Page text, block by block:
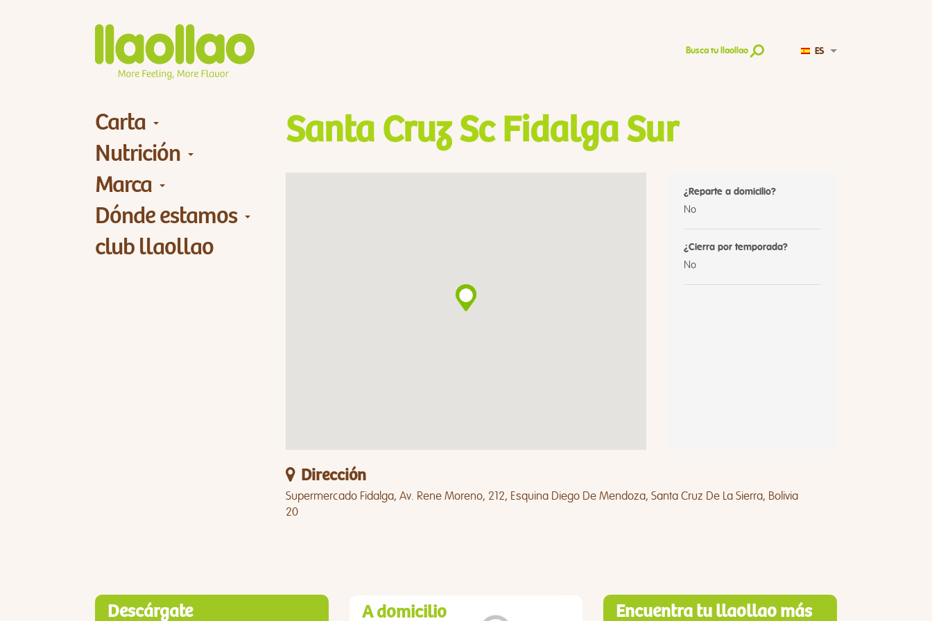
Busca tu llaollao ES
Carta
Nutrición
Marca
Dónde estamos
club llaollao
Santa Cruz Sc Fidalga Sur
¿Reparte a domicilio?
No
¿Cierra por temporada?
No
Dirección
Supermercado Fidalga, Av. Rene Moreno, 212, Esquina Diego De Mendoza, Santa Cruz De La Sierra, Bolivia
20
Descárgate
A domicilio
Encuentra tu llaollao más